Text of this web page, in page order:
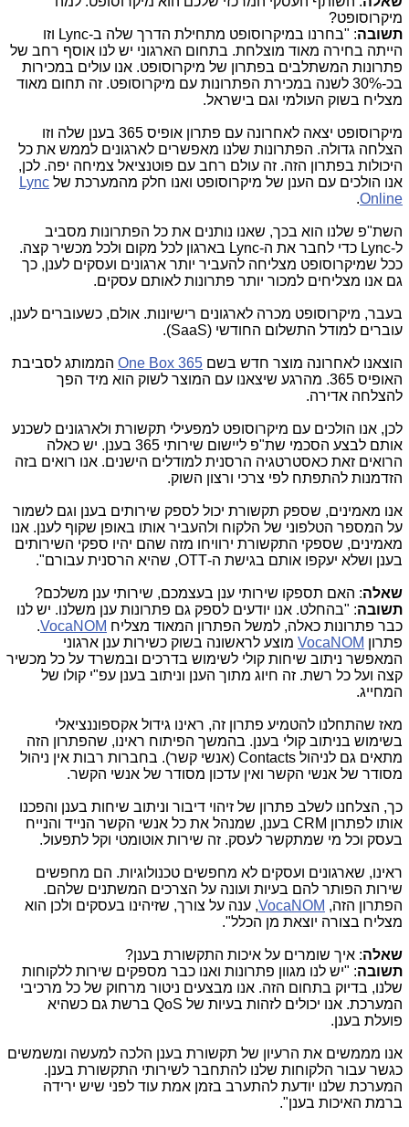
מיקרוסופט?
תשובה: "בחרנו במיקרוסופט מתחילת הדרך שלה ב-Lync וזו
הייתה בחירה מאוד מוצלחת. בתחום הארגוני יש לנו אוסף רחב של
פתרונות המשתלבים בפתרון של מיקרוסופט. אנו עולים במכירות
בכ-30% לשנה במכירת הפתרונות עם מיקרוסופט. זה תחום מאוד
מצליח בשוק העולמי וגם בישראל.
מיקרוסופט יצאה לאחרונה עם פתרון אופיס 365 בענן שלה וזו
הצלחה גדולה. הפתרונות שלנו מאפשרים לארגונים לממש את כל
היכולות בפתרון הזה. זה עולם רחב עם פוטנציאל צמיחה יפה. לכן,
אנו הולכים עם הענן של מיקרוסופט ואנו חלק מהמערכת של Lync
Online
.
השת"פ שלנו הוא בכך, שאנו נותנים את כל הפתרונות מסביב
ל-Lync כדי לחבר את ה-Lync בארגון לכל מקום ולכל מכשיר קצה.
ככל שמיקרוסופט מצליחה להעביר יותר ארגונים ועסקים לענן, כך
גם אנו מצליחים למכור יותר פתרונות לאותם עסקים.
בעבר, מיקרוסופט מכרה לארגונים רישיונות. אולם, כשעוברים לענן,
עוברים למודל התשלום החודשי (SaaS
).
הוצאנו לאחרונה מוצר חדש בשם One Box 365הממותג לסביבת
האופיס 365. מהרגע שיצאנו עם המוצר לשוק הוא מיד הפך
להצלחה אדירה.
לכן, אנו הולכים עם מיקרוסופט למפעילי תקשורת ולארגונים לשכנע
אותם לבצע הסכמי שת"פ ליישום שירותי 365 בענן. יש כאלה
הרואים זאת כאסטרטגיה הרסנית למודלים הישנים. אנו רואים בזה
הזדמנות להתפתח לפי צרכי ורצון השוק.
אנו מאמינים, שספק תקשורת יכול לספק שירותים בענן וגם לשמור
על המספר הטלפוני של הלקוח ולהעביר אותו באופן שקוף לענן. אנו
מאמינים, שספקי התקשורת ירוויחו מזה שהם יהיו ספקי השירותים
בענן ושלא יעקפו אותם בגישת ה-OTT, שהיא הרסנית עבורם".
שאלה: האם תספקו שירותי ענן בעצמכם, שירותי ענן משלכם?
תשובה: "בהחלט. אנו יודעים לספק גם פתרונות ענן משלנו. יש לנו
כבר פתרונות כאלה, למשל הפתרון המאוד מצליח VocaNOM
.
פתרון VocaNOMמוצע לראשונה בשוק כשירות ענן ארגוני
המאפשר ניתוב שיחות קולי לשימוש בדרכים ובמשרד על כל מכשיר
קצה ועל כל רשת. זה חיוג מתוך הענן וניתוב בענן עפ"י קולו של
המחייג.
מאז שהתחלנו להטמיע פתרון זה, ראינו גידול אקספוננציאלי
בשימוש בניתוב קולי בענן. בהמשך הפיתוח ראינו, שהפתרון הזה
מתאים גם לניהול Contacts(אנשי קשר). בחברות רבות אין ניהול
מסודר של אנשי הקשר ואין עדכון מסודר של אנשי הקשר.
כך, הצלחנו לשלב פתרון של זיהוי דיבור וניתוב שיחות בענן והפכנו
אותו לפתרון CRMבענן, שמנהל את כל אנשי הקשר הנייד והנייח
בעסק וכל מי שמתקשר לעסק. זה שירות אוטומטי וקל לתפעול.
ראינו, שארגונים ועסקים לא מחפשים טכנולוגיות. הם מחפשים
שירות הפותר להם בעיות ועונה על הצרכים המשתנים שלהם.
הפתרון הזה, VocaNOM, ענה על צורך, שזיהינו בעסקים ולכן הוא
מצליח בצורה יוצאת מן הכלל".
שאלה: איך שומרים על איכות התקשורת בענן?
תשובה: "יש לנו מגוון פתרונות ואנו כבר מספקים שירות ללקוחות
שלנו, בדיוק בתחום הזה. אנו מבצעים ניטור מרחוק של כל מרכיבי
המערכת. אנו יכולים לזהות בעיות של QoSברשת גם כשהיא
פועלת בענן.
אנו מממשים את הרעיון של תקשורת בענן הלכה למעשה ומשמשים
כגשר עבור הלקוחות שלנו להתחבר לשירותי התקשורת בענן.
המערכת שלנו יודעת להתערב בזמן אמת עוד לפני שיש ירידה
ברמת האיכות בענן".